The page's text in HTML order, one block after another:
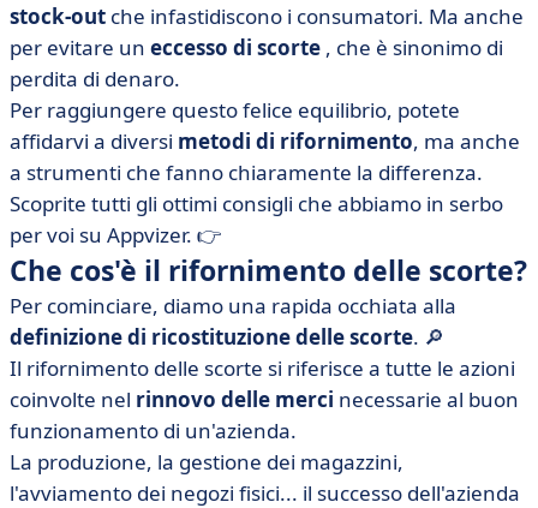
• Domande frequenti sul rifornimento delle scorte
stock-out che infastidiscono i consumatori. Ma anche
per evitare un eccesso di scorte , che è sinonimo di
perdita di denaro.
Per raggiungere questo felice equilibrio, potete
affidarvi a diversi metodi di rifornimento, ma anche
a strumenti che fanno chiaramente la differenza.
Scoprite tutti gli ottimi consigli che abbiamo in serbo
per voi su Appvizer. 👉
Che cos'è il rifornimento delle scorte?
Per cominciare, diamo una rapida occhiata alla
definizione di ricostituzione delle scorte. 🔎
Il rifornimento delle scorte si riferisce a tutte le azioni
coinvolte nel rinnovo delle merci necessarie al buon
funzionamento di un'azienda.
La produzione, la gestione dei magazzini,
l'avviamento dei negozi fisici... il successo dell'azienda